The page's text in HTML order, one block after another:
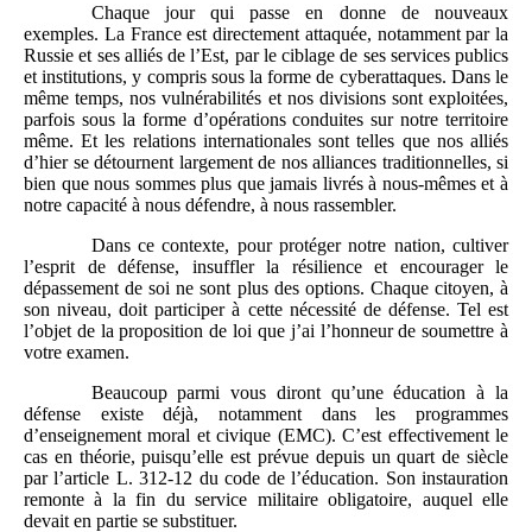
Chaque jour qui passe en donne de nouveaux
exemples. La France est directement attaquée, notamment par la
Russie et ses alliés de l’Est, par le ciblage de ses services publics
et institutions, y compris sous la forme de cyberattaques. Dans le
même temps, nos vulnérabilités et nos divisions sont exploitées,
parfois sous la forme d’opérations conduites sur notre territoire
même. Et les relations internationales sont telles que nos alliés
d’hier se détournent largement de nos alliances traditionnelles, si
bien que nous sommes plus que jamais livrés à nous-mêmes et à
notre capacité à nous défendre, à nous rassembler.
Dans ce contexte, pour protéger notre nation, cultiver
l’esprit de défense, insuffler la résilience et encourager le
dépassement de soi ne sont plus des options. Chaque citoyen, à
son niveau, doit participer à cette nécessité de défense. Tel est
l’objet de la proposition de loi que j’ai l’honneur de soumettre à
votre examen.
Beaucoup parmi vous diront qu’une éducation à la
défense existe déjà, notamment dans les programmes
d’enseignement moral et civique (EMC). C’est effectivement le
cas en théorie, puisqu’elle est prévue depuis un quart de siècle
par l’article L. 312-12 du code de l’éducation. Son instauration
remonte à la fin du service militaire obligatoire, auquel elle
devait en partie se substituer.